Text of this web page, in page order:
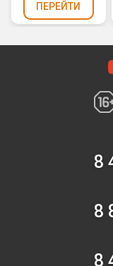
ПЕРЕЙТИ
8
8
8